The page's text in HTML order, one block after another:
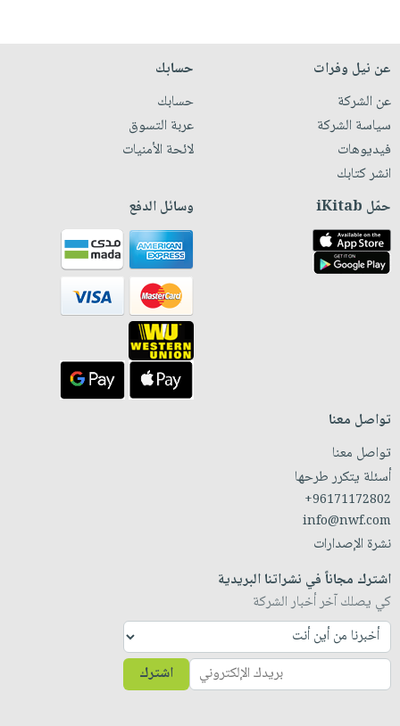
عن نيل وفرات
عن الشركة
سياسة الشركة
فيديوهات
انشر كتابك
حسابك
حسابك
عربة التسوق
لائحة الأمنيات
حمّل iKitab وسائل الدفع
تواصل معنا
تواصل معنا
أسئلة يتكرر طرحها
+96171172802
info@nwf.com
نشرة الإصدارات
اشترك مجاناً في نشراتنا البريدية
كي يصلك آخر أخبار الشركة
اشترك